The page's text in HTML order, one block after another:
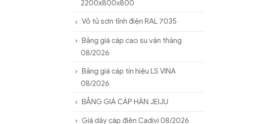
2200x800x800
Vỏ tủ sơn tĩnh điện RAL 7035
Bảng giá cáp cao su vận thăng
08/2026
Bảng giá cáp tín hiệu LS VINA
08/2026
BẢNG GIÁ CÁP HÀN JEIJU
Giá dây cáp điện Cadivi 08/2026